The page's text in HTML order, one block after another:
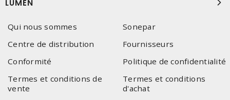
LUMEN
Qui nous sommes
Sonepar
Centre de distribution
Fournisseurs
Conformité
Politique de confidentialité
Termes et conditions de
vente
Termes et conditions
d'achat